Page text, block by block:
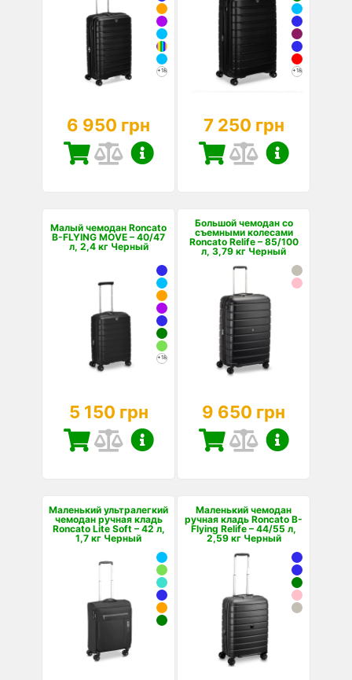
+18
6 950 грн
+18
7 250 грн
Малый чемодан Roncato
B-FLYING MOVE – 40/47
л, 2,4 кг Черный
+18
5 150 грн
Большой чемодан со
съемными колесами
Roncato Relife – 85/100
л, 3,79 кг Черный
9 650 грн
Маленький ультралегкий
чемодан ручная кладь
Roncato Lite Soft – 42 л,
1,7 кг Черный
Маленький чемодан
ручная кладь Roncato B-
Flying Relife – 44/55 л,
2,59 кг Черный